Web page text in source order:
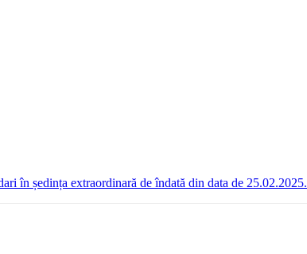
în ședința extraordinară de îndată din data de 25.02.2025.